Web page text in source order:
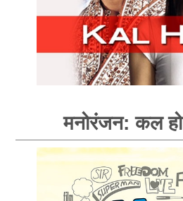
मनोरंजन: कल